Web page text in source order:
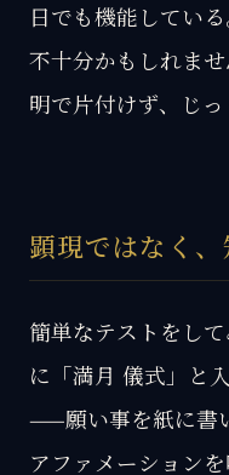
日でも機能してい
不十分かもしれま
明で片付けず、じっ
顕現ではなく、
簡単なテストをし
に「満月 儀式」と
——願い事を紙に書
アファメーション